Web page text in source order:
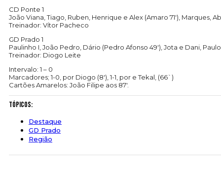
CD Ponte 1
João Viana, Tiago, Ruben, Henrique e Alex (Amaro 71′), Marques,
Treinador: Vítor Pacheco
GD Prado 1
Paulinho I, João Pedro, Dário (Pedro Afonso 49′), Jota e Dani,
Treinador: Diogo Leite
Intervalo: 1 – 0
Marcadores; 1-0, por Diogo (8′), 1-1, por e Tekal, (66`)
Cartões Amarelos: João Filipe aos 87′.
Tópicos:
Destaque
GD Prado
Região